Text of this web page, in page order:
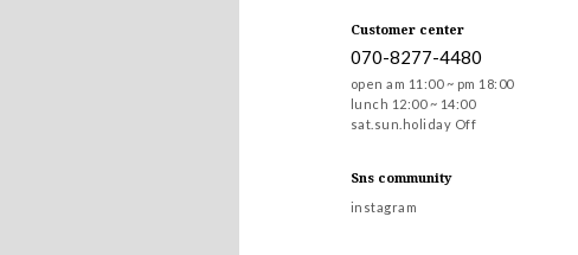
Customer center
070-8277-4480
open am 11:00 ~ pm 18:00
lunch 12:00 ~ 14:00
sat.sun.holiday Off
Sns community
instagram